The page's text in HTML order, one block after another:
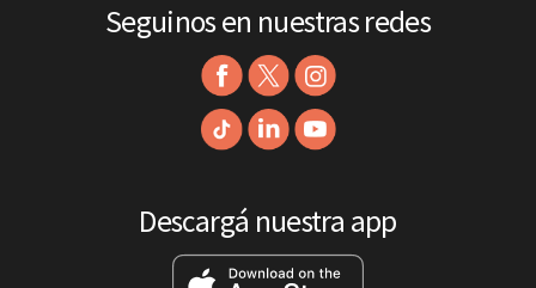
Seguinos en nuestras redes
Descargá nuestra app